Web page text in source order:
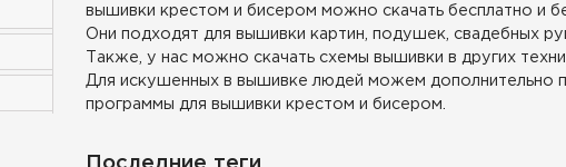
вышивки крестом и бисером можно скачать бесплатно и
Они подходят для вышивки картин, подушек, свадебных
Также, у нас можно скачать схемы вышивки в других
Для искушенных в вышивке людей можем дополнительно
программы для вышивки крестом и бисером.
Последние теги